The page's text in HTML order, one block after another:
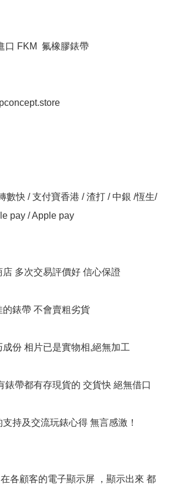
FKM  氟橡膠錶帶
數快 / 支付寶香港 / 渣打 / 中銀 /恆生/
pay / Apple pay
多次交易評價好 信心保證
錶帶 不會賣粗劣貨
份 相片已是實物相,絕無加工
錶帶都有存現貨的 交貨快 絕無借口
持及交流玩錶心得 無言感激！
各顧客的電子顯示屏 ，顯示出來 都